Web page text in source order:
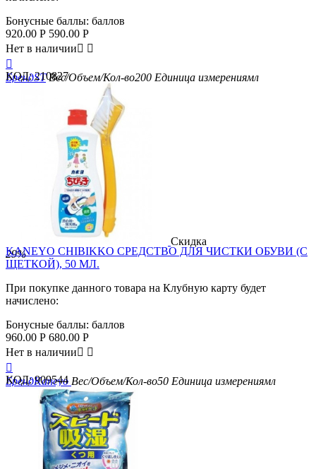
Бонусные баллы: баллов
920.00 Р 590.00 Р
Нет в наличии 

БрендST Вес/Объем/Кол-во200 Единица измерениямл
КОД: 210827
Скидка
29%
KANEYO CHIBIKKO СРЕДСТВО ДЛЯ ЧИСТКИ ОБУВИ (С
ЩЕТКОЙ), 50 МЛ.
При покупке данного товара на Клубную карту будет
начислено:
Бонусные баллы: баллов
960.00 Р 680.00 Р
Нет в наличии 

БрендKaneyo Вес/Объем/Кол-во50 Единица измерениямл
КОД: 909544